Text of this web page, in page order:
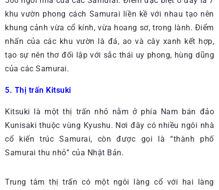
khu vườn phong cách Samurai liền kề với nhau tạo nên
khung cảnh vừa cổ kính, vừa hoang sơ, trong lành. Điểm
nhấn của các khu vườn là đá, ao và cây xanh kết hợp,
tạo sự nên thơ đối lập với sắc thái uy phong, hùng dũng
của các Samurai.
5. Thị trấn Kitsuki
Kitsuki là một thị trấn nhỏ nằm ở phía Nam bán đảo
Kunisaki thuộc vùng Kyushu. Nơi đây có nhiều ngôi nhà
cổ kiến trúc Samurai, còn được gọi là “thành phố
Samurai thu nhỏ” của Nhật Bản.
Trung tâm thị trấn có một ngôi làng cổ với hai làng